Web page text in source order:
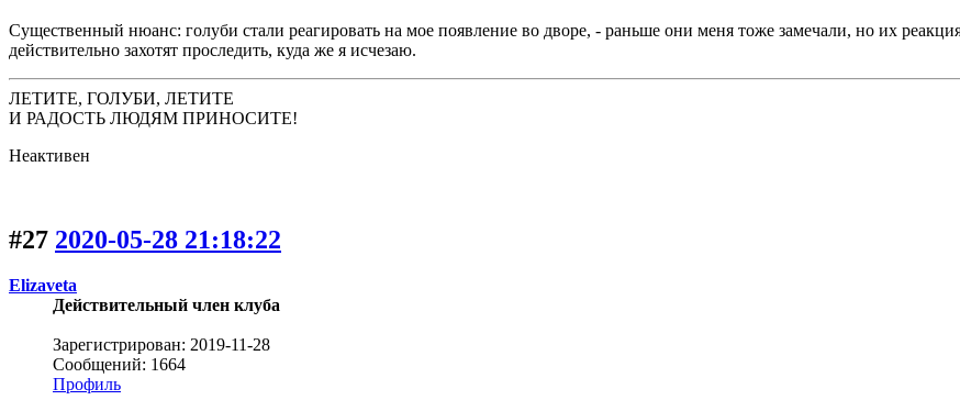
Cущественный нюанс: голуби стали реагировать на мое появление во дворе, - раньше они меня тоже замечали, но их
действительно захотят проследить, куда же я исчезаю.
ЛЕТИТЕ, ГОЛУБИ, ЛЕТИТЕ
И РАДОСТЬ ЛЮДЯМ ПРИНОСИТЕ!
Неактивен
#27 2020-05-28 21:18:22
Elizaveta
Действительный член клуба
Зарегистрирован: 2019-11-28
Сообщений: 1664
Профиль